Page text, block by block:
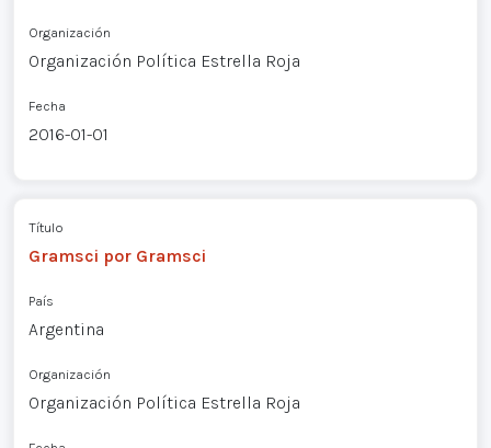
Organización
Organización Política Estrella Roja
Fecha
2016-01-01
Título
Gramsci por Gramsci
País
Argentina
Organización
Organización Política Estrella Roja